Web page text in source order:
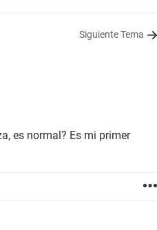
Siguiente Tema
es normal? Es mi primer